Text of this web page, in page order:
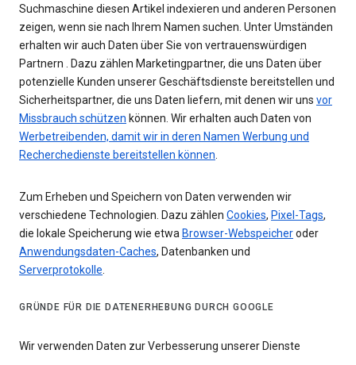
Suchmaschine diesen Artikel indexieren und anderen Personen
zeigen, wenn sie nach Ihrem Namen suchen. Unter Umständen
erhalten wir auch Daten über Sie von vertrauenswürdigen
Partnern . Dazu zählen Marketingpartner, die uns Daten über
potenzielle Kunden unserer Geschäftsdienste bereitstellen und
Sicherheitspartner, die uns Daten liefern, mit denen wir uns vor
Missbrauch schützen können. Wir erhalten auch Daten von
Werbetreibenden, damit wir in deren Namen Werbung und
Recherchedienste bereitstellen können.
Zum Erheben und Speichern von Daten verwenden wir
verschiedene Technologien. Dazu zählen Cookies, Pixel-Tags,
die lokale Speicherung wie etwa Browser-Webspeicheroder
Anwendungsdaten-Caches, Datenbanken und
Serverprotokolle.
GRÜNDE FÜR DIE DATENERHEBUNG DURCH GOOGLE
Wir verwenden Daten zur Verbesserung unserer Dienste